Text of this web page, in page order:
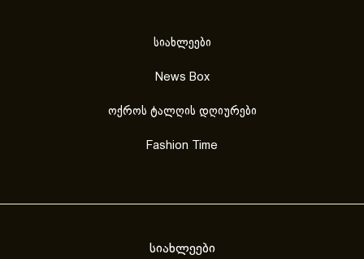
სიახლეები
News Box
ოქროს ტალღის დღიურები
Fashion Time
სიახლეები